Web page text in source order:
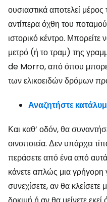
ουσιαστικά αποτελεί
αντίπερα όχθη του
ιστορικό κέντρο. Μπορείτε
μετρό (ή το τραμ) της
de Morro, από όπου
των ελικοειδών δρόμων
Αναζητήστε
Και καθ’ οδόν, θα
οινοποιεία. Δεν υπάρχει
περάσετε από ένα από
κάνετε απλώς μια γρήγορη
συνεχίσετε, αν θα κλείσετε